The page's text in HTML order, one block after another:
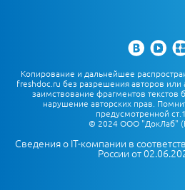
Копирование и дальнейшее
freshdoc.ru без разрешения авторов или
заимствование фрагментов текстов
нарушение авторских прав.
предусмотренной
© 2024 ООО "ДокЛаб"
Сведения о IT-компании в
России от